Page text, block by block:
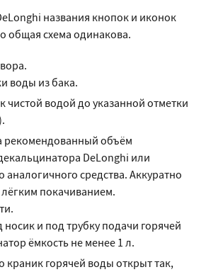
названия кнопок и иконок
общая схема одинакова.
воды из бака.
чистой водой до указанной отметки
рекомендованный объём
DeLonghi или
аналогичного средства. Аккуратно
покачиванием.
носик и под трубку подачи горячей
ёмкость не менее 1 л.
краник горячей воды открыт так,